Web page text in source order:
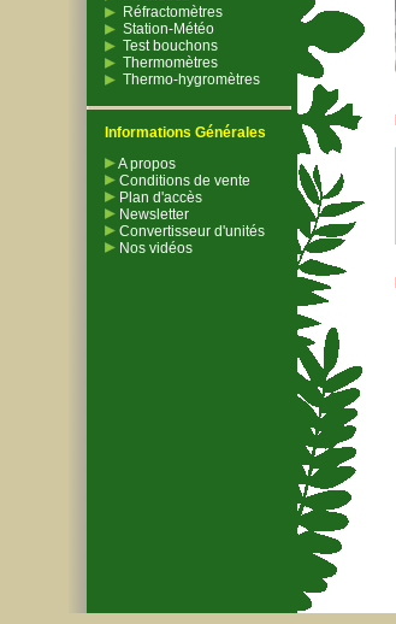
Réfractomètres
Station-Météo
Test bouchons
Thermomètres
Thermo-hygromètres
Informations Générales
A propos
Conditions de vente
Plan d'accès
Newsletter
Convertisseur d'unités
Nos vidéos